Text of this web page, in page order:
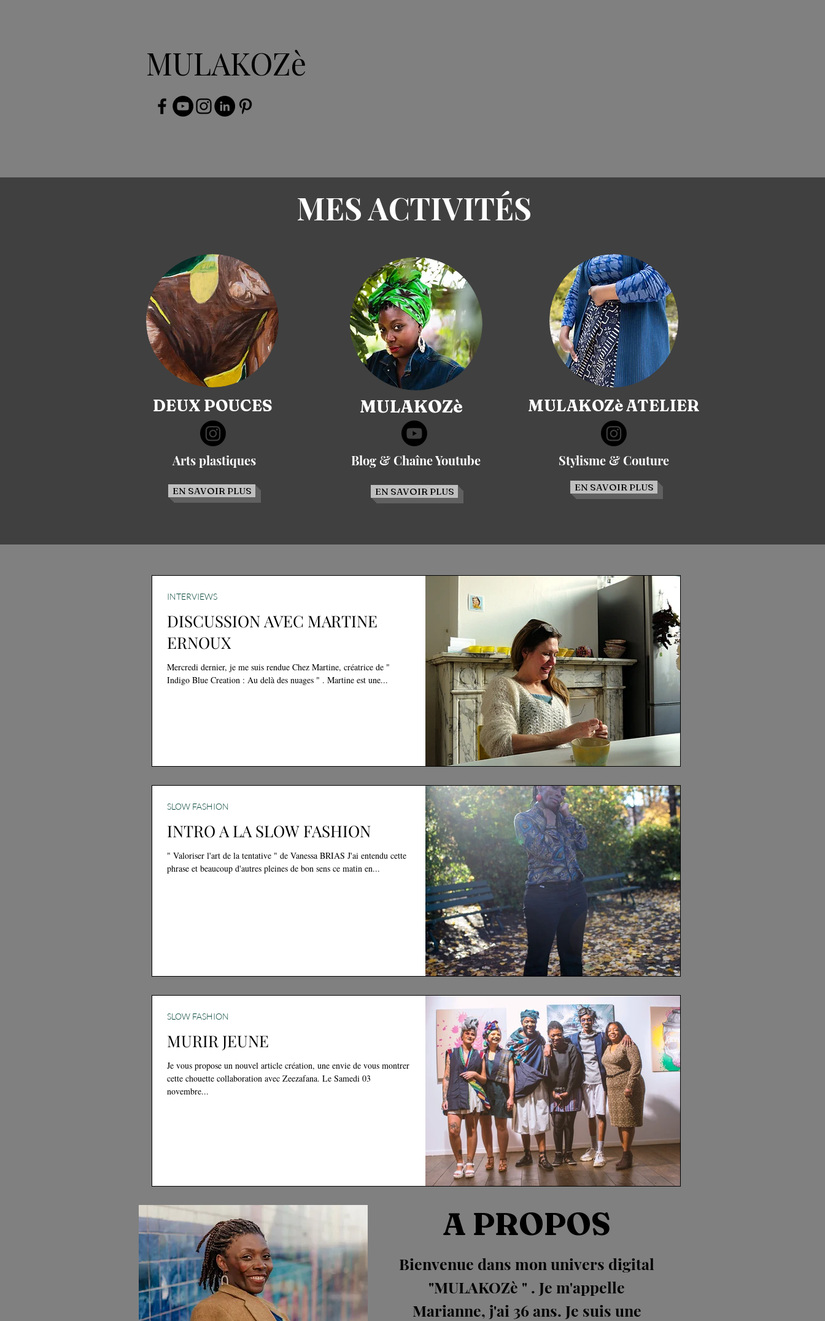
MULAKOZè
MES ACTIVITÉS
DEUX POUCES
Arts plastiques
EN SAVOIR PLUS
MULAKOZè
Blog & Chaîne Youtube
EN SAVOIR PLUS
MULAKOZè ATELIER
Stylisme & Couture
EN SAVOIR PLUS
DISCUSSION AVEC MARTINE
ERNOUX
Mercredi dernier, je me suis rendue Chez Martine, créatrice de "
Indigo Blue Creation : Au delà des nuages " . Martine est une...
INTERVIEWS
INTRO A LA SLOW FASHION
" Valoriser l'art de la tentative " de Vanessa BRIAS J'ai entendu cette
phrase et beaucoup d'autres pleines de bon sens ce matin en...
SLOW FASHION
MURIR JEUNE
Je vous propose un nouvel article création, une envie de vous montrer
cette chouette collaboration avec Zeezafana. Le Samedi 03
novembre...
SLOW FASHION
A PROPOS
Bienvenue dans mon univers digital
"MULAKOZè " . Je m'appelle
Marianne, j'ai 36 ans. Je suis une